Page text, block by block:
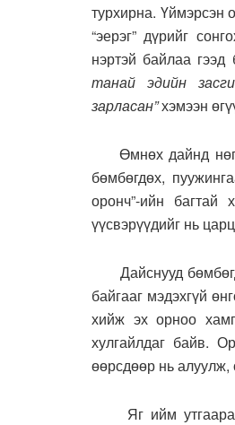
турхирна. Үймэрсэн
“эерэг” дүрийг
нэртэй байлаа
танай эдийн
зарласан”хэмээн
Өмнөх дайнд
бөмбөгдөх,
оронч”-ийн багтай
үүсвэрүүдийг нь
Дайснууд
байгааг мэдэхгүй
хийж эх орноо
хулгайлдаг байв.
өөрсдөөр нь алуулж,
Яг ийм утгаараа